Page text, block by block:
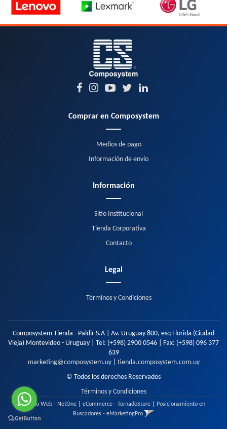
Comprar en Composystem
Medios de pago
Información de envío
Información
Sitio Institucional
Tienda Corporativa
Contacto
Legal
Términos y Condiciones
Composystem Tienda - Paldir S.A | Av. Uruguay 800, esq Florida (Ciudad
Vieja) Montevideo - Uruguay | Tel: (+598) 2900 0546 | Fax: (+598) 096 377
639
marketing@composystem.uy| tienda.composystem.com.uy
© Todos los derechos Reservados
Términos y Condiciones
Diseño Web - NetOne| eCommerce - TornadoStore|
Posicionamiento en
Buscadores - eMarketingPro